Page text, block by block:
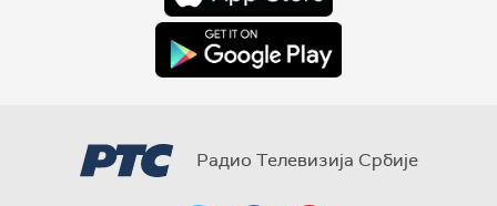
Радио Телевизија Србије